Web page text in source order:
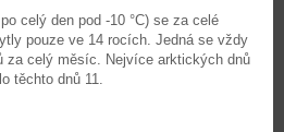
celý den pod -10 °C) se za celé
pouze ve 14 rocích. Jedná se vždy
za celý měsíc. Nejvíce arktických dnů
těchto dnů 11.